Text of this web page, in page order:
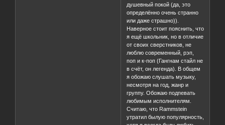
душевный покой (да, это
определённо очень странно
или даже страшно)).
Наверное стоит пояснить, что
я ещё школьник, но в отличие
от своих сверстников, не
люблю современный, рэп,
поп и к-поп (Гангнам стайл не
в счёт, он легенда). В общем
я обожаю слушать музыку,
несмотря на год, жанр и
группу. Обожаю подпевать
любимым исполнителям.
Считаю, что Rammstein
утратил былую популярность,